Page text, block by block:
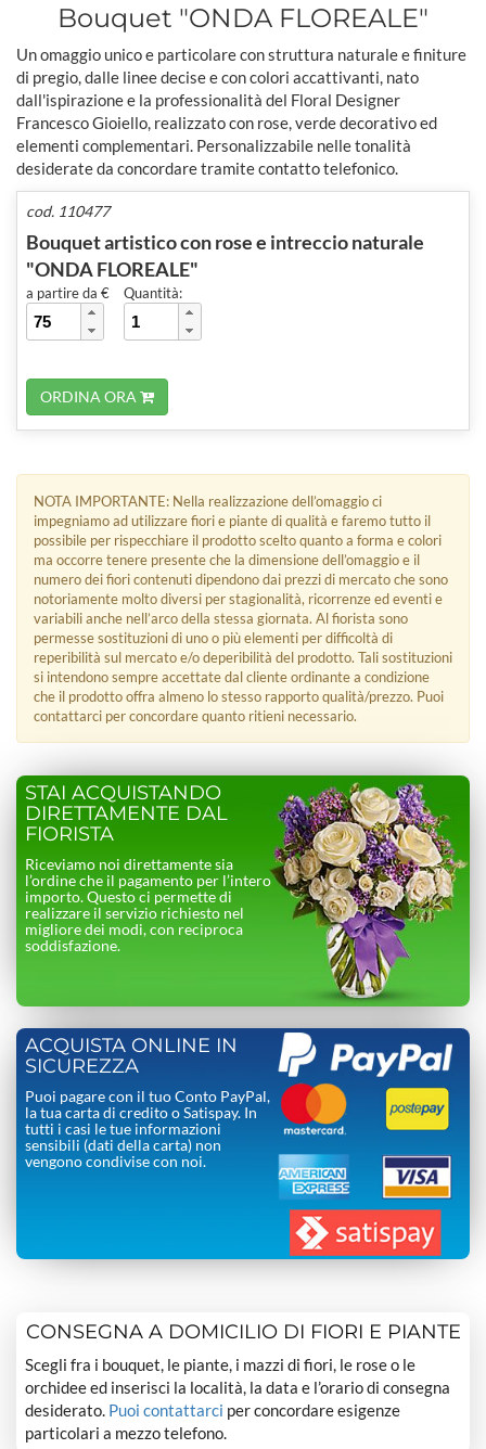
Bouquet "ONDA FLOREALE"
Un omaggio unico e particolare con struttura naturale e finiture
di pregio, dalle linee decise e con colori accattivanti, nato
dall'ispirazione e la professionalità del Floral Designer
Francesco Gioiello, realizzato con rose, verde decorativo ed
elementi complementari. Personalizzabile nelle tonalità
desiderate da concordare tramite contatto telefonico.
cod. 110477
Bouquet artistico con rose e intreccio naturale
"ONDA FLOREALE"
a partire da € Quantità:
ORDINA ORA
NOTA IMPORTANTE: Nella realizzazione dell’omaggio ci
impegniamo ad utilizzare fiori e piante di qualità e faremo tutto il
possibile per rispecchiare il prodotto scelto quanto a forma e colori
ma occorre tenere presente che la dimensione dell’omaggio e il
numero dei fiori contenuti dipendono dai prezzi di mercato che sono
notoriamente molto diversi per stagionalità, ricorrenze ed eventi e
variabili anche nell’arco della stessa giornata. Al fiorista sono
permesse sostituzioni di uno o più elementi per difficoltà di
reperibilità sul mercato e/o deperibilità del prodotto. Tali sostituzioni
si intendono sempre accettate dal cliente ordinante a condizione
che il prodotto offra almeno lo stesso rapporto qualità/prezzo. Puoi
contattarci per concordare quanto ritieni necessario.
STAI ACQUISTANDO
DIRETTAMENTE DAL
FIORISTA
Riceviamo noi direttamente sia
l’ordine che il pagamento per l’intero
importo. Questo ci permette di
realizzare il servizio richiesto nel
migliore dei modi, con reciproca
soddisfazione.
ACQUISTA ONLINE IN
SICUREZZA
Puoi pagare con il tuo Conto PayPal,
la tua carta di credito o Satispay. In
tutti i casi le tue informazioni
sensibili (dati della carta) non
vengono condivise con noi.
CONSEGNA A DOMICILIO DI FIORI E PIANTE
Scegli fra i bouquet, le piante, i mazzi di fiori, le rose o le
orchidee ed inserisci la località, la data e l’orario di consegna
desiderato. Puoi contattarci per concordare esigenze
particolari a mezzo telefono.